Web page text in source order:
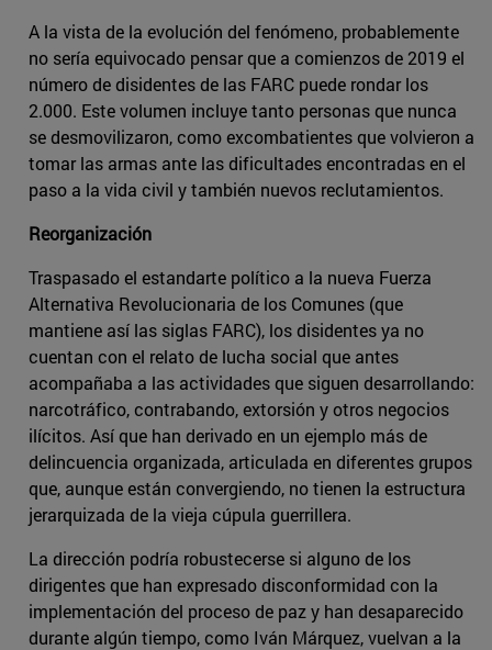
A la vista de la evolución del fenómeno, probablemente
no sería equivocado pensar que a comienzos de 2019 el
número de disidentes de las FARC puede rondar los
2.000. Este volumen incluye tanto personas que nunca
se desmovilizaron, como excombatientes que volvieron a
tomar las armas ante las dificultades encontradas en el
paso a la vida civil y también nuevos reclutamientos.
Reorganización
Traspasado el estandarte político a la nueva Fuerza
Alternativa Revolucionaria de los Comunes (que
mantiene así las siglas FARC), los disidentes ya no
cuentan con el relato de lucha social que antes
acompañaba a las actividades que siguen desarrollando:
narcotráfico, contrabando, extorsión y otros negocios
ilícitos­. Así que han derivado en un ejemplo más de
delincuencia organizada, articulada en diferentes grupos
que, aunque están convergiendo, no tienen la estructura
jerarquizada de la vieja cúpula guerrillera.
La dirección podría robustecerse si alguno de los
dirigentes que han expresado disconformidad con la
implementación del proceso de paz y han desaparecido
durante algún tiempo, como Iván Márquez, vuelvan a la